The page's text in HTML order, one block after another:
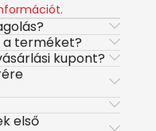
a terméket?
kupont?
első